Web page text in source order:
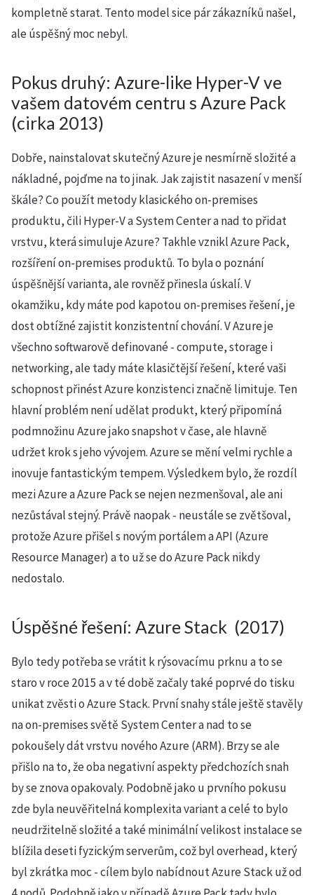
kompletně starat. Tento model sice pár zákazníků našel,
ale úspěšný moc nebyl.
Pokus druhý: Azure-like Hyper-V ve
vašem datovém centru s Azure Pack
(cirka 2013)
Dobře, nainstalovat skutečný Azure je nesmírně složité a
nákladné, pojďme na to jinak. Jak zajistit nasazení v menší
škále? Co použít metody klasického on-premises
produktu, čili Hyper-V a System Center a nad to přidat
vrstvu, která simuluje Azure? Takhle vznikl Azure Pack,
rozšíření on-premises produktů. To byla o poznání
úspěšnější varianta, ale rovněž přinesla úskalí. V
okamžiku, kdy máte pod kapotou on-premises řešení, je
dost obtížné zajistit konzistentní chování. V Azure je
všechno softwarově definované - compute, storage i
networking, ale tady máte klasičtější řešení, které vaši
schopnost přinést Azure konzistenci značně limituje. Ten
hlavní problém není udělat produkt, který připomíná
podmnožinu Azure jako snapshot v čase, ale hlavně
udržet krok s jeho vývojem. Azure se mění velmi rychle a
inovuje fantastickým tempem. Výsledkem bylo, že rozdíl
mezi Azure a Azure Pack se nejen nezmenšoval, ale ani
nezůstával stejný. Právě naopak - neustále se zvětšoval,
protože Azure přišel s novým portálem a API (Azure
Resource Manager) a to už se do Azure Pack nikdy
nedostalo.
Úspěšné řešení: Azure Stack (2017)
Bylo tedy potřeba se vrátit k rýsovacímu prknu a to se
staro v roce 2015 a v té době začaly také poprvé do tisku
unikat zvěsti o Azure Stack. První snahy stále ještě stavěly
na on-premises světě System Center a nad to se
pokoušely dát vrstvu nového Azure (ARM). Brzy se ale
přišlo na to, že oba negativní aspekty předchozích snah
by se znova opakovaly. Podobně jako u prvního pokusu
zde byla neuvěřitelná komplexita variant a celé to bylo
neudržitelně složité a také minimální velikost instalace se
blížila deseti fyzickým serverům, což byl overhead, který
byl zkrátka moc - cílem bylo nabídnout Azure Stack už od